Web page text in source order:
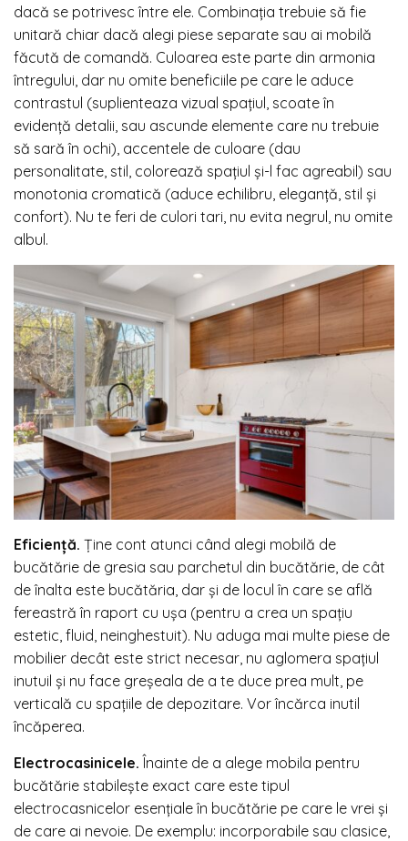
dacă se potrivesc între ele. Combinația trebuie să fie
unitară chiar dacă alegi piese separate sau ai mobilă
făcută de comandă. Culoarea este parte din armonia
întregului, dar nu omite beneficiile pe care le aduce
contrastul (suplienteaza vizual spațiul, scoate în
evidență detalii, sau ascunde elemente care nu trebuie
să sară în ochi), accentele de culoare (dau
personalitate, stil, colorează spațiul și-l fac agreabil) sau
monotonia cromatică (aduce echilibru, eleganță, stil și
confort). Nu te feri de culori tari, nu evita negrul, nu omite
albul.
Eficiență. Ține cont atunci când alegi mobilă de
bucătărie de gresia sau parchetul din bucătărie, de cât
de înalta este bucătăria, dar și de locul în care se află
fereastră în raport cu ușa (pentru a crea un spațiu
estetic, fluid, neinghestuit). Nu aduga mai multe piese de
mobilier decât este strict necesar, nu aglomera spațiul
inutuil și nu face greșeala de a te duce prea mult, pe
verticală cu spațiile de depozitare. Vor încărca inutil
încăperea.
Electrocasinicele.Înainte de a alege mobila pentru
bucătărie stabilește exact care este tipul
electrocasnicelor esențiale în bucătărie pe care le vrei și
de care ai nevoie. De exemplu: incorporabile sau clasice,